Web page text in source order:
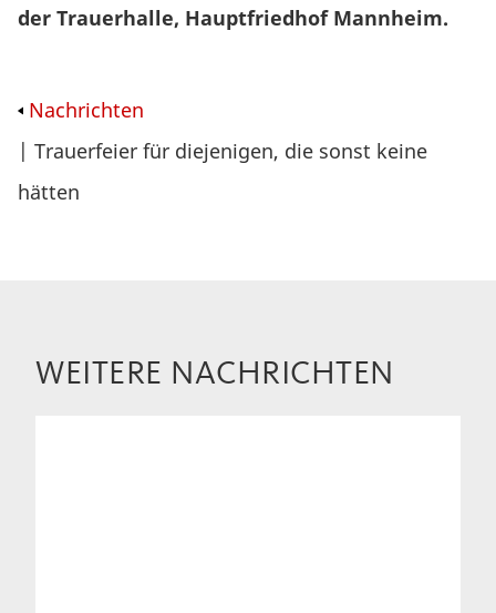
der Trauerhalle, Hauptfriedhof Mannheim.
Nachrichten
| Trauerfeier für diejenigen, die sonst keine
hätten
WEITERE NACHRICHTEN